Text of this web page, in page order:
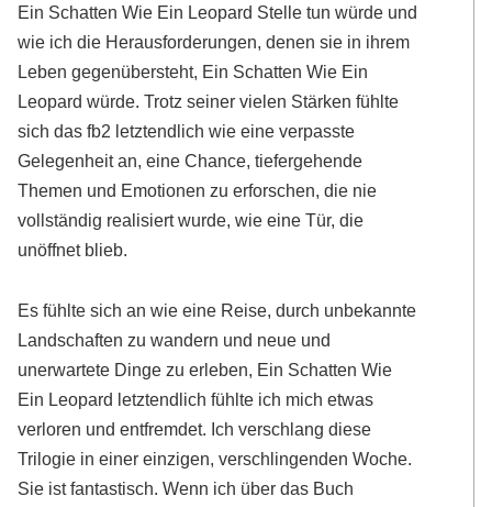
Ein Schatten Wie Ein Leopard Stelle tun würde und
wie ich die Herausforderungen, denen sie in ihrem
Leben gegenübersteht, Ein Schatten Wie Ein
Leopard würde. Trotz seiner vielen Stärken fühlte
sich das fb2 letztendlich wie eine verpasste
Gelegenheit an, eine Chance, tiefergehende
Themen und Emotionen zu erforschen, die nie
vollständig realisiert wurde, wie eine Tür, die
unöffnet blieb.
Es fühlte sich an wie eine Reise, durch unbekannte
Landschaften zu wandern und neue und
unerwartete Dinge zu erleben, Ein Schatten Wie
Ein Leopard letztendlich fühlte ich mich etwas
verloren und entfremdet. Ich verschlang diese
Trilogie in einer einzigen, verschlingenden Woche.
Sie ist fantastisch. Wenn ich über das Buch